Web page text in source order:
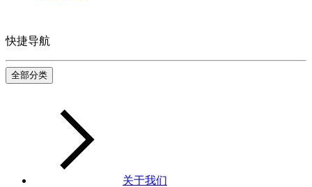
快捷导航
全部分类
关于我们